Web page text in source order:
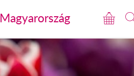
Magyarország